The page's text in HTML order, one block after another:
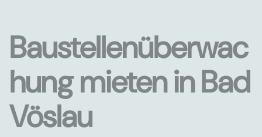
Baustellenüberwac
hung mieten in Bad
Vöslau